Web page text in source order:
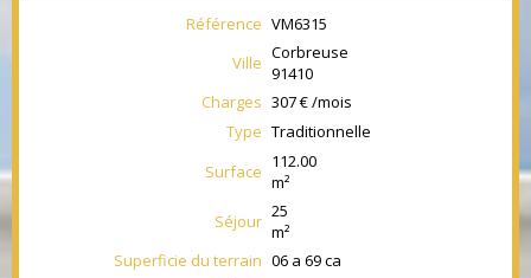
Référence VM6315
Ville Corbreuse
91410
Charges 307 € /mois
Type Traditionnelle
Surface 112.00
m²
Séjour 25
m²
Superficie du terrain 06 a 69 ca